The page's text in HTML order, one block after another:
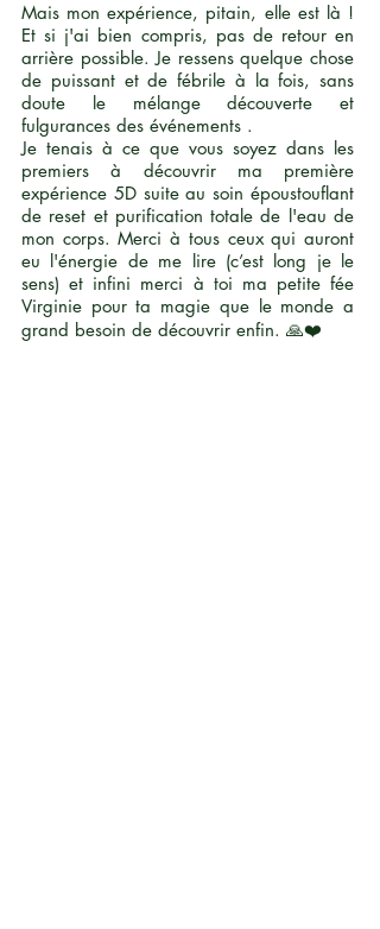
Mais mon expérience, pitain, elle est là !
Et si j'ai bien compris, pas de retour en
arrière possible. Je ressens quelque chose
de puissant et de fébrile à la fois, sans
doute le mélange découverte et
fulgurances des événements .
Je tenais à ce que vous soyez dans les
premiers à découvrir ma première
expérience 5D suite au soin époustouflant
de reset et purification totale de l'eau de
mon corps. Merci à tous ceux qui auront
eu l'énergie de me lire (c’est long je le
sens) et infini merci à toi ma petite fée
Virginie pour ta magie que le monde a
grand besoin de découvrir enfin. 🙏❤️